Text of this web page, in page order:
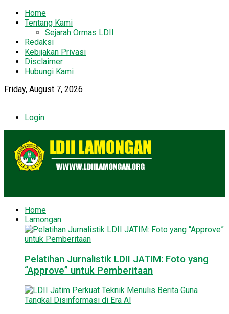
Home
Tentang Kami
Sejarah Ormas LDII
Redaksi
Kebijakan Privasi
Disclaimer
Hubungi Kami
Friday, August 7, 2026
Login
Home
Lamongan
Pelatihan Jurnalistik LDII JATIM: Foto yang
“Approve” untuk Pemberitaan